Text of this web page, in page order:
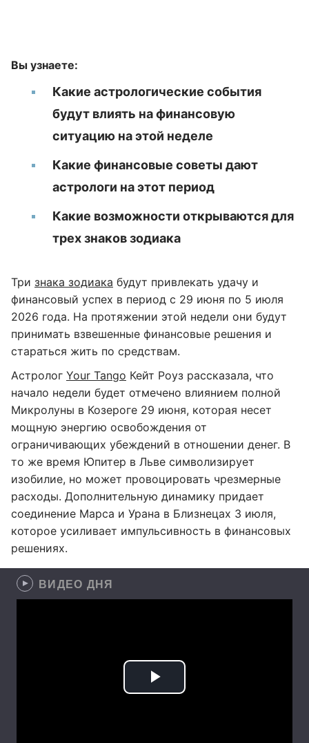
Вы узнаете:
Какие астрологические события
будут влиять на финансовую
ситуацию на этой неделе
Какие финансовые советы дают
астрологи на этот период
Какие возможности открываются для
трех знаков зодиака
Три знака зодиака будут привлекать удачу и
финансовый успех в период с 29 июня по 5 июля
2026 года. На протяжении этой недели они будут
принимать взвешенные финансовые решения и
стараться жить по средствам.
Астролог Your Tango Кейт Роуз рассказала, что
начало недели будет отмечено влиянием полной
Микролуны в Козероге 29 июня, которая несет
мощную энергию освобождения от
ограничивающих убеждений в отношении денег. В
то же время Юпитер в Льве символизирует
изобилие, но может провоцировать чрезмерные
расходы. Дополнительную динамику придает
соединение Марса и Урана в Близнецах 3 июля,
которое усиливает импульсивность в финансовых
решениях.
ВИДЕО ДНЯ